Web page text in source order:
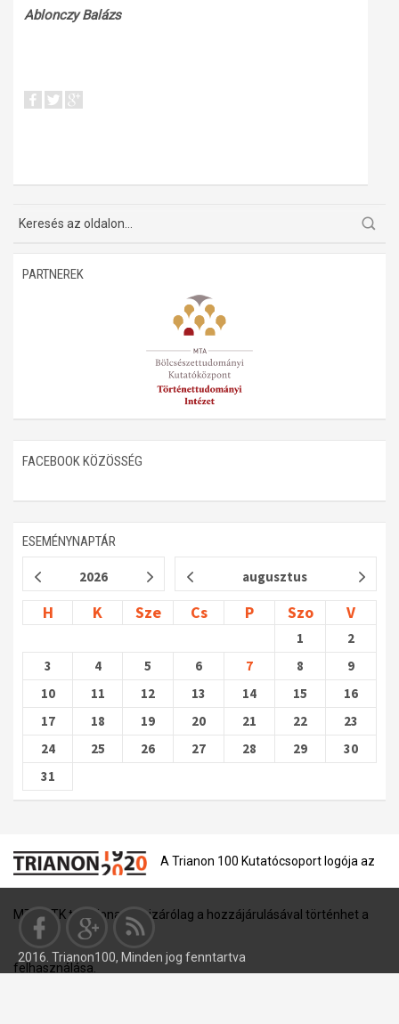
Ablonczy Balázs
PARTNEREK
FACEBOOK KÖZÖSSÉG
ESEMÉNYNAPTÁR
2026 augusztus
H K Sze Cs P Szo V
1
2
3
4 5 6 7 8
9
10
11 12 13 14 15
16
17
18 19 20 21 22
23
24
25 26 27 28 29
30
31
A Trianon 100 Kutatócsoport logója az
MTA BTK tulajdona, és kizárólag a hozzájárulásával történhet a
felhasználása.
2016. Trianon100, Minden jog fenntartva